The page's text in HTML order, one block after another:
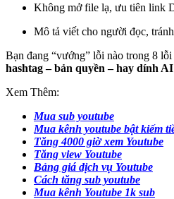
Không mở file lạ, ưu tiên link
Mô tả viết cho người đọc,
Bạn đang “vướng” lỗi nào trong 8 lỗi
hashtag – bản quyền – hay dính
Xem Thêm:
Mua sub youtube
Mua kênh youtube bật kiếm
Tăng 4000 giờ xem Youtube
Tăng view Youtube
Bảng giá dịch vụ Youtube
Cách tăng sub youtube
Mua kênh Youtube 1k sub